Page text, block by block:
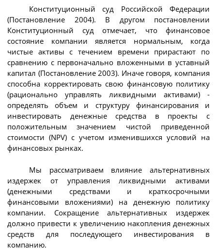
Конституционный суд Российской Федерации
(Постановление 2004). В другом постановлении
Конституционный суд отмечает, что финансовое
состояние компании является нормальным, когда
чистые активы с течением времени прирастают по
сравнению с первоначально вложенными в уставный
капитал (Постановление 2003). Иначе говоря, компания
способна корректировать свою финансовую политику
(рационально управлять ликвидными активами) -
определять объем и структуру финансирования и
инвестировать денежные средства в проекты с
положительным значением чистой приведенной
стоимости (NPV) с учетом изменившихся условий на
финансовых рынках.
Мы рассматриваем влияние альтернативных
издержек от управления ликвидными активами
(денежными средствами и краткосрочными
финансовыми вложениями) на денежную политику
компании. Сокращение альтернативных издержек
должно привести к увеличению накопления денежных
средств для последующего инвестирования в
компанию.